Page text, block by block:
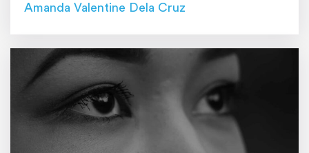
importante tener en cuenta que este artículo
como mujer trans […]
Amanda Valentine Dela Cruz